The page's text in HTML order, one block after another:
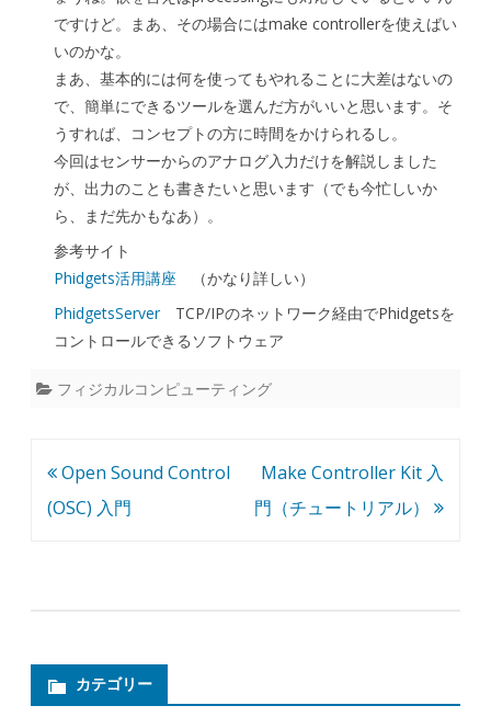
ですけど。まあ、その場合にはmake controllerを使えばい
いのかな。
まあ、基本的には何を使ってもやれることに大差はないの
で、簡単にできるツールを選んだ方がいいと思います。そ
うすれば、コンセプトの方に時間をかけられるし。
今回はセンサーからのアナログ入力だけを解説しました
が、出力のことも書きたいと思います（でも今忙しいか
ら、まだ先かもなあ）。
参考サイト
Phidgets活用講座 （かなり詳しい）
PhidgetsServerTCP/IPのネットワーク経由でPhidgetsを
コントロールできるソフトウェア
フィジカルコンピューティング
投
稿
シ
Open Sound Control
(OSC) 入門
Make Controller Kit 入
門（チュートリアル）
カテゴリー